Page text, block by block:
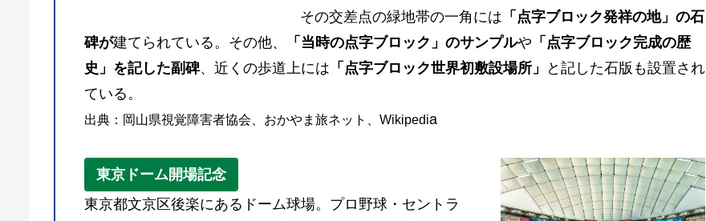
その交差点の緑地帯の一角には 「点字ブロック発祥の地」の石
碑が建てられている。その他、 「当時の点字ブロック」のサンプルや 「点字ブロック完成の歴
史」を記した副碑、近くの歩道上には 「点字ブロック世界初敷設場所」
と記した石版も設置され
ている。
出典：岡山県視覚障害者協会、おかやま旅ネット、Wikipedia
東京ドーム開場記念
東京都文京区後楽にあるドーム球場。プロ野球・セントラ